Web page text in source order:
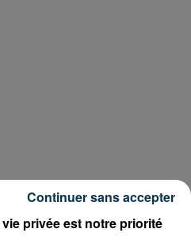
privée est notre priorité
Continuer sans accepter